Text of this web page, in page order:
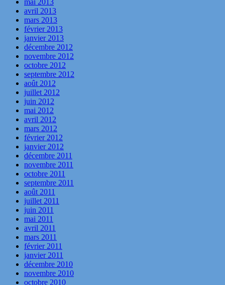
avril 2013
mars 2013
février 2013
janvier 2013
décembre 2012
novembre 2012
octobre 2012
septembre 2012
août 2012
juillet 2012
juin 2012
mai 2012
avril 2012
mars 2012
février 2012
janvier 2012
décembre 2011
novembre 2011
octobre 2011
septembre 2011
août 2011
juillet 2011
juin 2011
mai 2011
avril 2011
mars 2011
février 2011
janvier 2011
décembre 2010
novembre 2010
octobre 2010